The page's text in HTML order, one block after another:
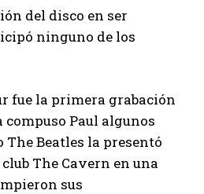
del disco en ser
ninguno de los
fue la primera grabación
Paul algunos
The Beatles la presentó
The Cavern en una
sus